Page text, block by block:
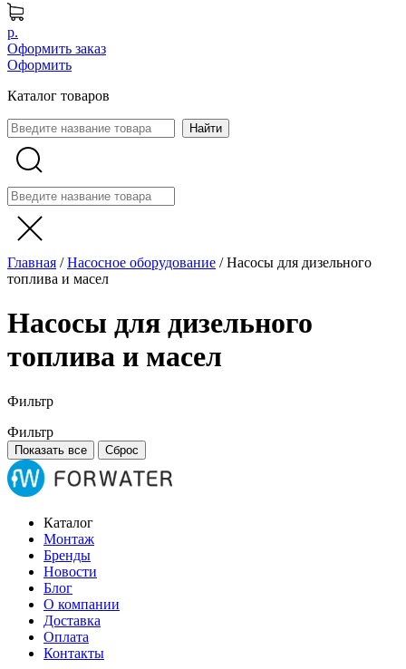
р.
Оформить заказ
Оформить
Каталог товаров
Главная /Насосное оборудование /Насосы для дизельного
топлива и масел
Насосы для дизельного
топлива и масел
Фильтр
Фильтр
Показать все Сброс
Каталог
Монтаж
Бренды
Новости
Блог
О компании
Доставка
Оплата
Контакты